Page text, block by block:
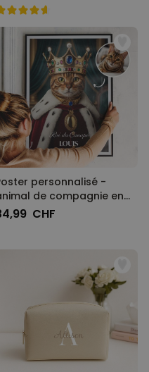
personnalisé -
de compagnie en
CHF